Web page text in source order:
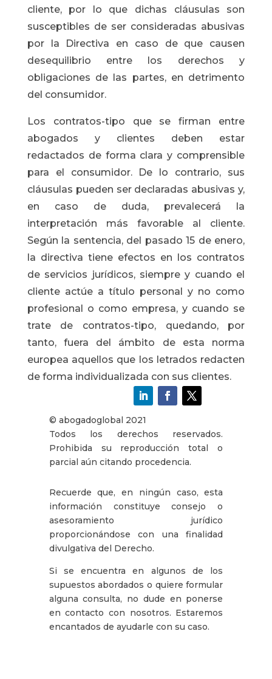
cliente, por lo que dichas cláusulas son
susceptibles de ser consideradas abusivas
por la Directiva en caso de que causen
desequilibrio entre los derechos y
obligaciones de las partes, en detrimento
del consumidor.
Los contratos-tipo que se firman entre
abogados y clientes deben estar
redactados de forma clara y comprensible
para el consumidor. De lo contrario, sus
cláusulas pueden ser declaradas abusivas y,
en caso de duda, prevalecerá la
interpretación más favorable al cliente.
Según la sentencia, del pasado 15 de enero,
la directiva tiene efectos en los contratos
de servicios jurídicos, siempre y cuando el
cliente actúe a título personal y no como
profesional o como empresa, y cuando se
trate de contratos-tipo, quedando, por
tanto, fuera del ámbito de esta norma
europea aquellos que los letrados redacten
de forma individualizada con sus clientes.
© abogadoglobal 2021
Todos los derechos reservados.
Prohibida su reproducción total o
parcial aún citando procedencia.
Recuerde que, en ningún caso, esta
información constituye consejo o
asesoramiento jurídico
proporcionándose con una finalidad
divulgativa del Derecho.
Si se encuentra en algunos de los
supuestos abordados o quiere formular
alguna consulta, no dude en ponerse
en contacto con nosotros. Estaremos
encantados de ayudarle con su caso.